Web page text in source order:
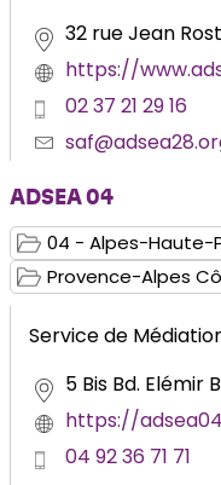
32 rue Jean
https://
02 37 21 29 16
ADSEA 04
04 - Alpes-Haute-
Provence-Alpes
Service de
5 Bis Bd. Elémir
https://
04 92 36 71 71